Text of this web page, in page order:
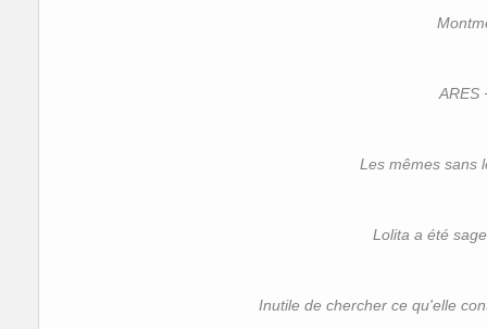
ARES
Les mêmes sans
Lolita a été
Inutile de chercher ce qu'elle